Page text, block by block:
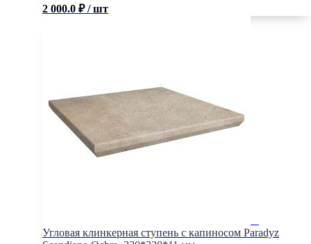
2 000.0 ₽ / шт
Угловая клинкерная ступень с капиносом Paradyz